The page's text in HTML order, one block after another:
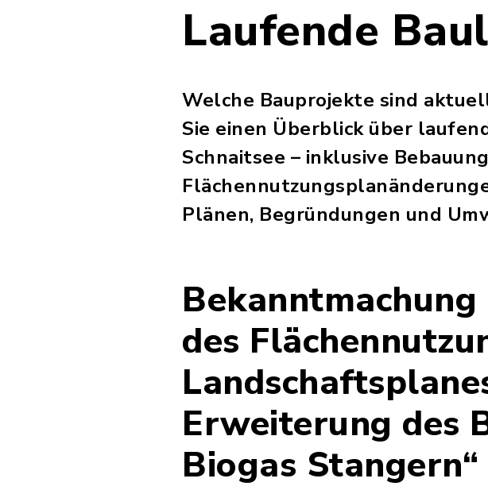
Laufende
Welche Bauprojekte sind
Sie einen Überblick über
Schnaitsee – inklusive
Plänen, Begründungen und
des
Erweiterung des
Biogas Stangern“